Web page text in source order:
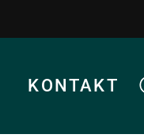
KONTAKT